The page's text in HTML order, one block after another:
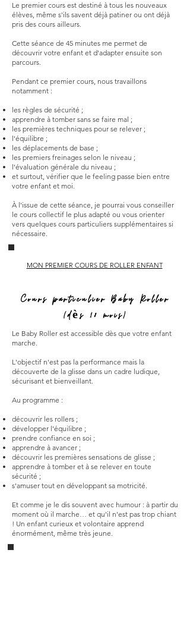
Le premier cours est destiné à tous les nouveaux
élèves, même s'ils savent déjà patiner ou ont déjà
pris des cours ailleurs.
Cette séance de 45 minutes me permet de
découvrir votre enfant et d'adapter ensuite son
parcours.
Pendant ce premier cours, nous travaillons
notamment :
les règles de sécurité ;
apprendre à tomber sans se faire mal ;
les premières techniques pour se relever ;
l'équilibre ;
les déplacements de base ;
les premiers freinages selon le niveau ;
l'évaluation générale du niveau ;
et surtout, vérifier que le feeling passe bien entre
votre enfant et moi.
À l'issue de cette séance, je pourrai vous conseiller
le cours collectif le plus adapté ou vous orienter
vers quelques cours particuliers supplémentaires si
nécessaire.
MON PREMIER COURS DE ROLLER ENFANT
Cours particulier Baby Roller
(dès 18 mois)
Le Baby Roller est accessible dès que votre enfant
marche.
L'objectif n'est pas la performance mais la
découverte de la glisse dans un cadre ludique,
sécurisant et bienveillant.
Au programme :
découvrir les rollers ;
développer l'équilibre ;
prendre confiance en soi ;
apprendre à avancer ;
découvrir les premières sensations de glisse ;
apprendre à tomber et à se relever en toute
sécurité ;
s'amuser tout en développant sa motricité.
Et comme je le dis souvent avec humour : à partir du
moment où il marche… et qu'il n'est pas trop chiant
! Un enfant curieux et volontaire apprend
énormément, même très jeune.